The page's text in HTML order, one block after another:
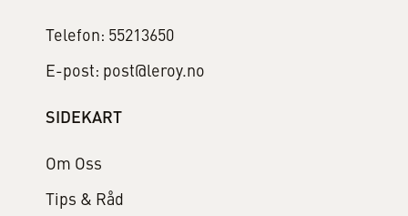
Telefon: 55213650
E-post: post@leroy.no
SIDEKART
Om Oss
Tips & Råd